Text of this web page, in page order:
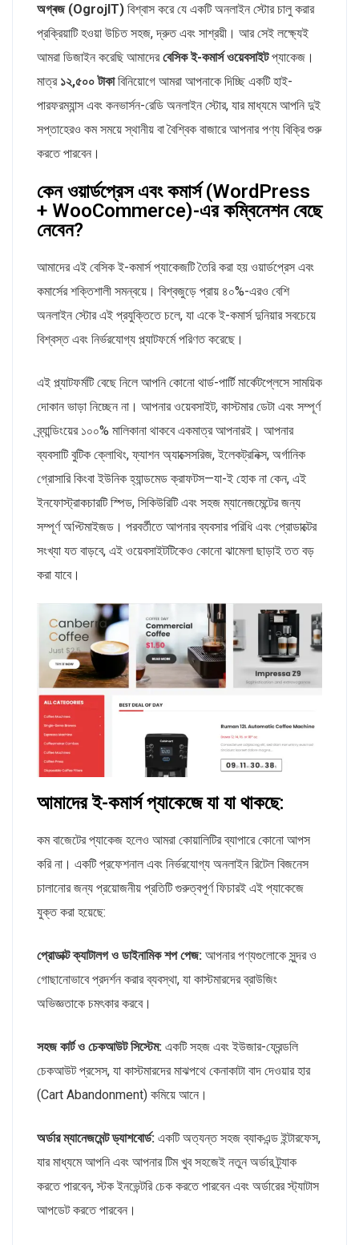
অগ্ৰজ (OgrojIT) বিশ্বাস করে যে একটি অনলাইন স্টোর চালু করার
প্রক্রিয়াটি হওয়া উচিত সহজ, দ্রুত এবং সাশ্রয়ী। আর সেই লক্ষ্যেই
আমরা ডিজাইন করেছি আমাদেরবেসিক ই-কমার্স ওয়েবসাইটপ্যাকেজ।
মাত্র ১২,৫০০ টাকাবিনিয়োগে আমরা আপনাকে দিচ্ছি একটি হাই-
পারফরম্যান্স এবং কনভার্সন-রেডি অনলাইন স্টোর, যার মাধ্যমে আপনি দুই
সপ্তাহেরও কম সময়ে স্থানীয় বা বৈশ্বিক বাজারে আপনার পণ্য বিক্রি শুরু
করতে পারবেন।
কেন ওয়ার্ডপ্রেস এবং কমার্স (WordPress
+ WooCommerce)-এর কম্বিনেশন বেছে
নেবেন?
আমাদের এই বেসিক ই-কমার্স প্যাকেজটি তৈরি করা হয় ওয়ার্ডপ্রেস এবং
কমার্সের শক্তিশালী সমন্বয়ে। বিশ্বজুড়ে প্রায় ৪০%-এরও বেশি
অনলাইন স্টোর এই প্রযুক্তিতে চলে, যা একে ই-কমার্স দুনিয়ার সবচেয়ে
বিশ্বস্ত এবং নির্ভরযোগ্য প্ল্যাটফর্মে পরিণত করেছে।
এই প্ল্যাটফর্মটি বেছে নিলে আপনি কোনো থার্ড-পার্টি মার্কেটপ্লেসে সাময়িক
দোকান ভাড়া নিচ্ছেন না। আপনার ওয়েবসাইট, কাস্টমার ডেটা এবং সম্পূর্ণ
ব্র্যান্ডিংয়ের ১০০% মালিকানা থাকবে একমাত্র আপনারই। আপনার
ব্যবসাটি বুটিক ক্লোথিং, ফ্যাশন অ্যাক্সেসরিজ, ইলেকট্রনিক্স, অর্গানিক
গ্রোসারি কিংবা ইউনিক হ্যান্ডমেড ক্রাফটস—যা-ই হোক না কেন, এই
ইনফোস্ট্রাকচারটি স্পিড, সিকিউরিটি এবং সহজ ম্যানেজমেন্টের জন্য
সম্পূর্ণ অপ্টিমাইজড। পরবর্তীতে আপনার ব্যবসার পরিধি এবং প্রোডাক্টের
সংখ্যা যত বাড়বে, এই ওয়েবসাইটটিকেও কোনো ঝামেলা ছাড়াই তত বড়
করা যাবে।
আমাদের ই-কমার্স প্যাকেজে যা যা থাকছে:
কম বাজেটের প্যাকেজ হলেও আমরা কোয়ালিটির ব্যাপারে কোনো আপস
করি না। একটি প্রফেশনাল এবং নির্ভরযোগ্য অনলাইন রিটেল বিজনেস
চালানোর জন্য প্রয়োজনীয় প্রতিটি গুরুত্বপূর্ণ ফিচারই এই প্যাকেজে
যুক্ত করা হয়েছে:
প্রোডাক্ট ক্যাটালগ ও ডাইনামিক শপ পেজ: আপনার পণ্যগুলোকে সুন্দর ও
গোছানোভাবে প্রদর্শন করার ব্যবস্থা, যা কাস্টমারদের ব্রাউজিং
অভিজ্ঞতাকে চমৎকার করবে।
সহজ কার্ট ও চেকআউট সিস্টেম: একটি সহজ এবং ইউজার-ফ্রেন্ডলি
চেকআউট প্রসেস, যা কাস্টমারদের মাঝপথে কেনাকাটা বাদ দেওয়ার হার
(Cart Abandonment) কমিয়ে আনে।
অর্ডার ম্যানেজমেন্ট ড্যাশবোর্ড: একটি অত্যন্ত সহজ ব্যাকএন্ড ইন্টারফেস,
যার মাধ্যমে আপনি এবং আপনার টিম খুব সহজেই নতুন অর্ডার ট্র্যাক
করতে পারবেন, স্টক ইনভেন্টরি চেক করতে পারবেন এবং অর্ডারের স্ট্যাটাস
আপডেট করতে পারবেন।